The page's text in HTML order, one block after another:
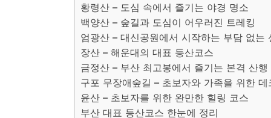
황령산 – 도심 속에서 즐기는 야경 명소
백양산 – 숲길과 도심이 어우러진 트레킹
엄광산 – 대신공원에서 시작하는 부담 없는
장산 – 해운대의 대표 등산코스
금정산 – 부산 최고봉에서 즐기는 본격 산행
구포 무장애숲길 – 초보자와 가족을 위한 데
윤산 – 초보자를 위한 완만한 힐링 코스
부산 대표 등산코스 한눈에 정리